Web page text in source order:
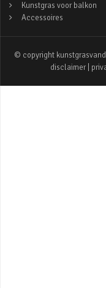
Kunstgras voor balkon
Accessoires
© copyright
disclaimer